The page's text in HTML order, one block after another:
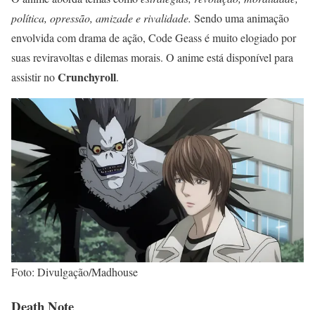
política, opressão, amizade e rivalidade. Sendo uma animação
envolvida com drama de ação, Code Geass é muito elogiado por
suas reviravoltas e dilemas morais. O anime está disponível para
assistir noCrunchyroll.
Foto: Divulgação/Madhouse
Death Note